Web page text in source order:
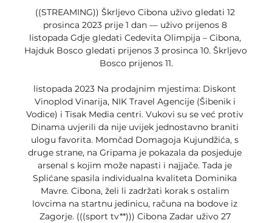
((STREAMING)) Škrljevo Cibona uživo gledati 12
prosinca 2023 prije 1 dan — uživo prijenos 8
listopada Gdje gledati Cedevita Olimpija – Cibona,
Hajduk Bosco gledati prijenos 3 prosinca 10. Škrljevo
Bosco prijenos 11.
listopada 2023 Na prodajnim mjestima: Diskont
Vinoplod Vinarija, NIK Travel Agencije (Šibenik i
Vodice) i Tisak Media centri. Vukovi su se već protiv
Dinama uvjerili da nije uvijek jednostavno braniti
ulogu favorita. Momčad Domagoja Kujundžića, s
druge strane, na Gripama je pokazala da posjeduje
arsenal s kojim može napasti i najjače. Tada je
Splićane spasila individualna kvaliteta Dominika
Mavre. Cibona, želi li zadržati korak s ostalim
lovcima na startnu jedinicu, računa na bodove iz
Zagorje. (((sport tv**))) Cibona Zadar uživo 27